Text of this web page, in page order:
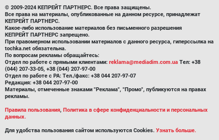
© 2009-2024 КЕПРЕЙТ ПАРТНЕРС. Все права защищены.
Все права на материалы, опубликованные на данном ресурсе, принадлежат
КЕПРЕЙТ ПАРТНЕРС.
Какое-либо использование материалов без письменного разрешения
КЕПРЕЙТ ПАРТНЕРС запрещено.
При правомерном использовании материалов с данного ресурса, гиперссылка на
tochka.net обязательна.
По вопросам рекламы обращайтесь:
Отдел по работе с прямыми клиентами: reklama@mediadim.com.ua Тел: +38
(044) 207-33-05, +38 (044) 207-97-00
Отдел по работе с РА: Тел./факс: +38 044 207-97-07
Редакция: +38 044 207-97-00
Материалы, отмеченные знаками "Реклама", "Промо", публикуются на правах
рекламы.
Правила пользования, Политика в сфере конфиденциальности и персональных
данных.
Для удобства пользования сайтом используются Cookies. Узнать больше.